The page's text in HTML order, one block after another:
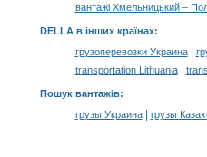
вантажі Хмельницький –
DELLA в інших країнах:
грузоперевозки Украина|
transportation Lithuania|
Пошук вантажів:
грузы Украина| грузы